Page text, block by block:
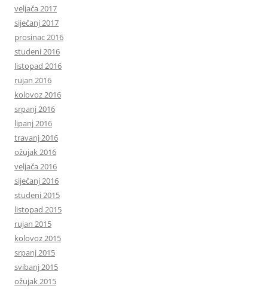
veljača 2017
siječanj 2017
prosinac 2016
studeni 2016
listopad 2016
rujan 2016
kolovoz 2016
srpanj 2016
lipanj 2016
travanj 2016
ožujak 2016
veljača 2016
siječanj 2016
studeni 2015
listopad 2015
rujan 2015
kolovoz 2015
srpanj 2015
svibanj 2015
ožujak 2015